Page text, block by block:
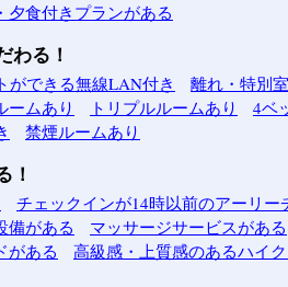
夕食付きプランがある
わる！
ができる無線LAN付き 離れ・特別
ームあり トリプルルームあり 4ベ
禁煙ルームあり
！
チェックインが14時以前のアーリー
備がある マッサージサービスがある
がある 高級感・上質感のあるハイ